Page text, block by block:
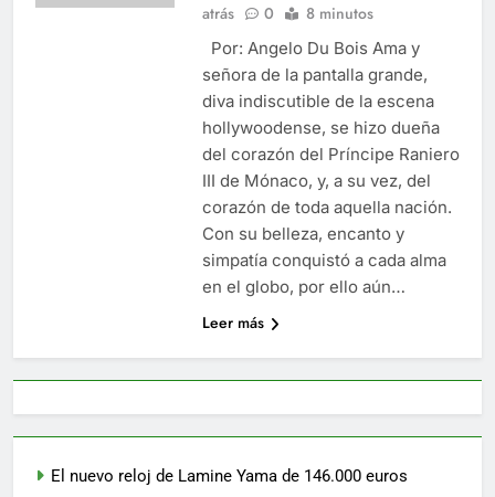
atrás
0 8 minutos
Por: Angelo Du Bois Ama y
señora de la pantalla grande,
diva indiscutible de la escena
hollywoodense, se hizo dueña
del corazón del Príncipe Raniero
III de Mónaco, y, a su vez, del
corazón de toda aquella nación.
Con su belleza, encanto y
simpatía conquistó a cada alma
en el globo, por ello aún…
Leer más
El nuevo reloj de Lamine Yama de 146.000 euros